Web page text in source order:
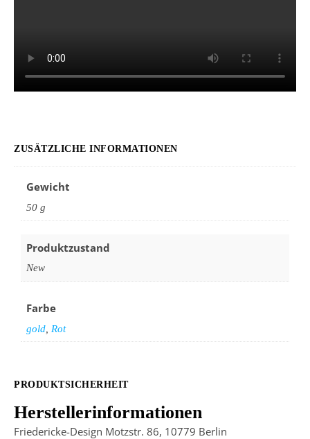
ZUSÄTZLICHE INFORMATIONEN
Gewicht
50 g
Produktzustand
New
Farbe
gold, Rot
PRODUKTSICHERHEIT
Herstellerinformationen
Friedericke-Design Motzstr. 86, 10779 Berlin